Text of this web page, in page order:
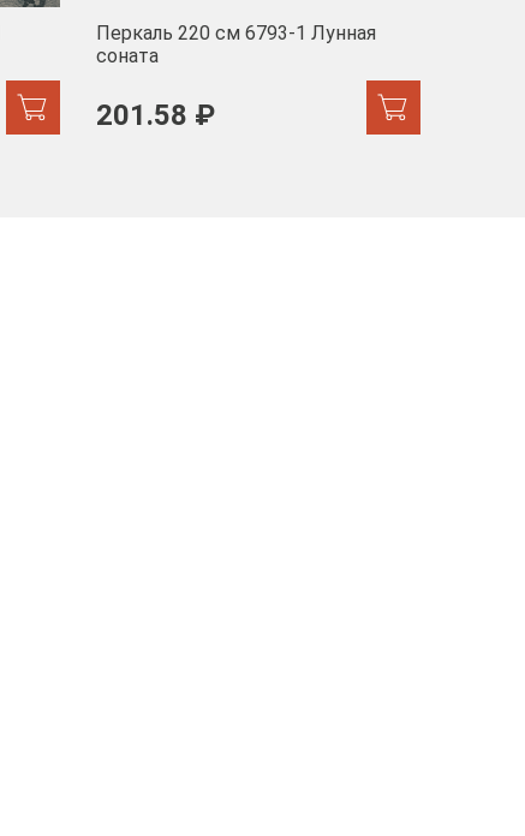
Перкаль 220 см 6793-1 Лунная
соната
201.58 ₽